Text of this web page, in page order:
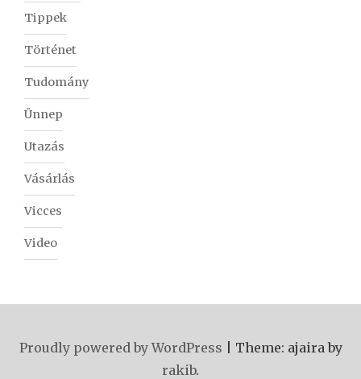
Tippek
Történet
Tudomány
Ünnep
Utazás
Vásárlás
Vicces
Video
Proudly powered by WordPress
Theme: ajaira by
rakib.